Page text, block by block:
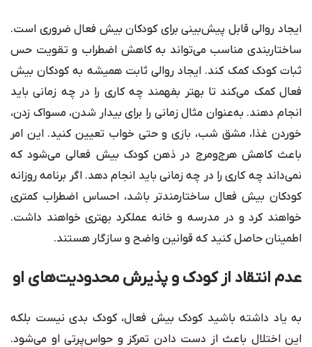
سوالات متداول
ایجاد روالی قابل پیش‌بینی برای کودکان بیش فعال ضروری است.
ساختاربندی مناسب می‌تواند به کاهش اضطراب و تقویت حس
ثبات کودک کمک کند. ایجاد روالی ثابت همیشه به کودکان بیش
فعال کمک می‌کند تا بهتر بفهمند چه کاری را در چه زمانی باید
انجام دهند. به‌عنوان مثال زمانی را برای بیدار شدن، مسواک زدن،
خوردن غذا، مشق شب، بازی و حتی خواب تعیین کنید. این امر
باعث کاهش هرج‌ومرج در ذهن کودک بیش فعالی می‌شود که
نمی‌داند چه کاری را در چه زمانی باید انجام دهد. اگر برنامه روزانه
کودکان بیش فعال ساختارمندتر باشد، احساس اضطراب کمتری
خواهند کرد و در مدرسه و خانه عملکرد بهتری خواهند داشت.
اطمینان حاصل کنید که قوانین واضح و سازگار هستند.
عدم انتقاد از کودک و پذیرش محدودیت‌های او
به یاد داشته باشید کودک بیش فعال، کودک بدی نیست بلکه
این اختلال باعث از دست دادن تمرکز و حواس‌پرتی او می‌شود.